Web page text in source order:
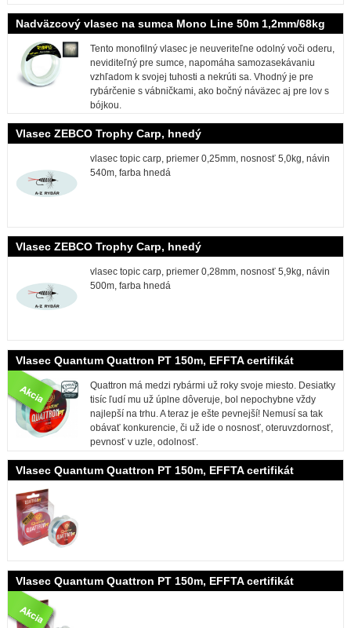
Nadväzcový vlasec na sumca Mono Line 50m 1,2mm/68kg
Tento monofilný vlasec je neuveriteľne odolný voči oderu,
neviditeľný pre sumce, napomáha samozasekávaniu
vzhľadom k svojej tuhosti a nekrúti sa. Vhodný je pre
rybárčenie s vábničkami, ako bočný náväzec aj pre lov s
bójkou.
Vlasec ZEBCO Trophy Carp, hnedý
vlasec topic carp, priemer 0,25mm, nosnosť 5,0kg, návin
540m, farba hnedá
Vlasec ZEBCO Trophy Carp, hnedý
vlasec topic carp, priemer 0,28mm, nosnosť 5,9kg, návin
500m, farba hnedá
Vlasec Quantum Quattron PT 150m, EFFTA certifikát
Quattron má medzi rybármi už roky svoje miesto. Desiatky
tisíc ľudí mu už úplne dôveruje, bol nepochybne vždy
najlepší na trhu. A teraz je ešte pevnejší! Nemusí sa tak
obávať konkurencie, či už ide o nosnosť, oteruvzdornosť,
pevnosť v uzle, odolnosť.
Vlasec Quantum Quattron PT 150m, EFFTA certifikát
Vlasec Quantum Quattron PT 150m, EFFTA certifikát